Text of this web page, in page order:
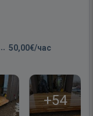
50,00€/час
+54